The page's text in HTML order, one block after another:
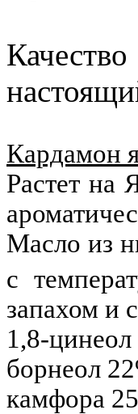
Кардамон
Растет на
Масло из
с
запахом и
1,8-
борнеол
камфора